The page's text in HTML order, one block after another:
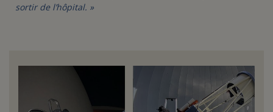
sortir de l’hôpital. »